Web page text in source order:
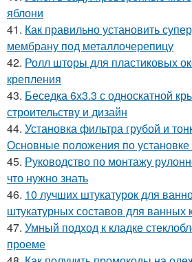
яблони
41. Как правильно установить
мембрану под металлочерепицу
42. Ролл шторы для пластиковых
крепления
43. Беседка 6х3.3 с односкатной
строительству и дизайн
44. Установка фильтра грубой и
Основные положения по
45. Руководство по монтажу
что нужно знать
46. 10 лучших штукатурок для
штукатурных составов для ванных
47. Умный подход к кладке
проеме